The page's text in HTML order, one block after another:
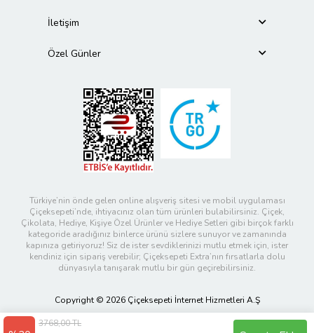
3768,00 TL
İletişim
Özel Günler
Türkiye’nin önde gelen online alışveriş sitesi ve mobil uygulaması
Çiçeksepeti’nde, ihtiyacınız olan tüm ürünleri bulabilirsiniz. Çiçek,
Çikolata, Hediye, Kişiye Özel Ürünler ve Hediye Setleri gibi birçok farklı
kategoride aradığınız binlerce ürünü sizlere sunuyor ve zamanında
kapınıza getiriyoruz! Siz de ister sevdiklerinizi mutlu etmek için, ister
kendiniz için sipariş verebilir; Çiçeksepeti Extra’nın fırsatlarla dolu
dünyasıyla tanışarak mutlu bir gün geçirebilirsiniz.
Copyright © 2026 Çiçeksepeti İnternet Hizmetleri A.Ş